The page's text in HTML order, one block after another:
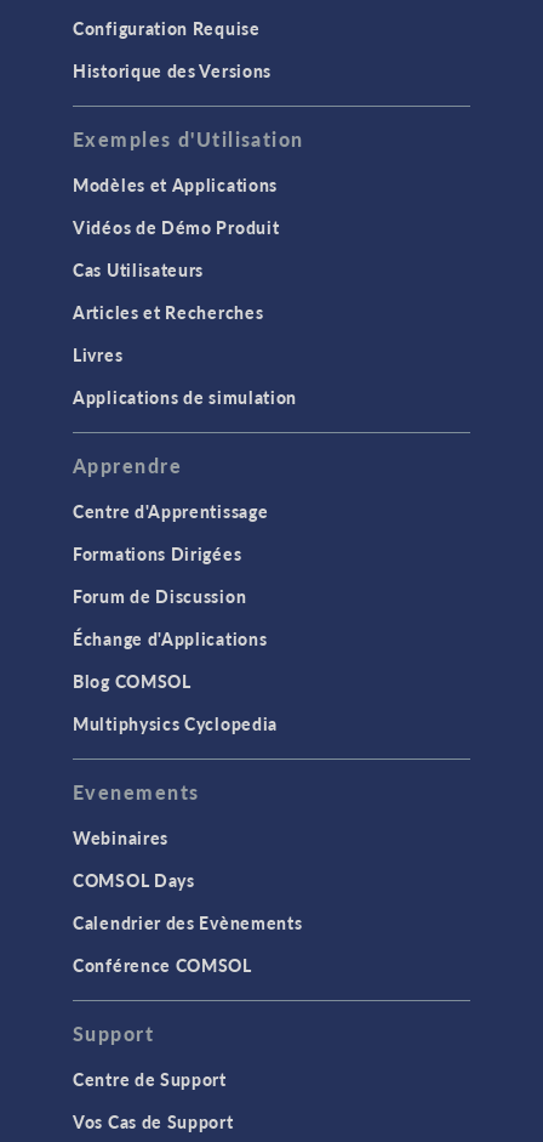
Configuration Requise
Historique des Versions
Exemples d'Utilisation
Modèles et Applications
Vidéos de Démo Produit
Cas Utilisateurs
Articles et Recherches
Livres
Applications de simulation
Apprendre
Centre d'Apprentissage
Formations Dirigées
Forum de Discussion
Échange d'Applications
Blog COMSOL
Multiphysics Cyclopedia
Evenements
Webinaires
COMSOL Days
Calendrier des Evènements
Conférence COMSOL
Support
Centre de Support
Vos Cas de Support